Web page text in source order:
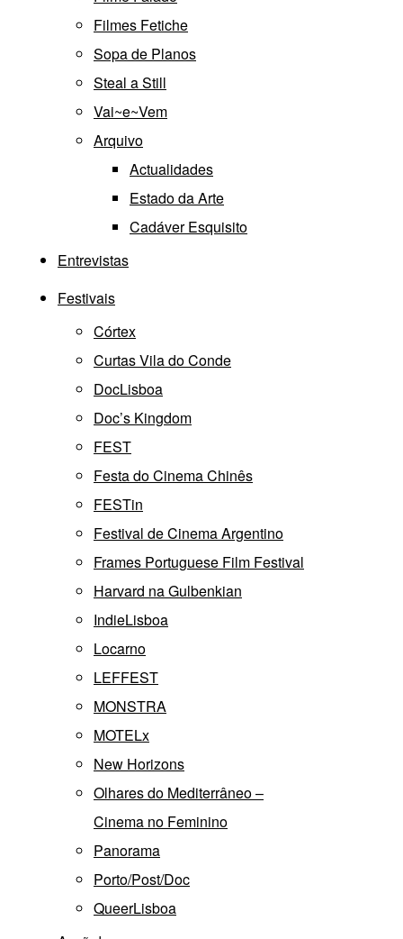
Filmes Fetiche
Sopa de Planos
Steal a Still
Vai~e~Vem
Arquivo
Actualidades
Estado da Arte
Cadáver Esquisito
Entrevistas
Festivais
Córtex
Curtas Vila do Conde
DocLisboa
Doc’s Kingdom
FEST
Festa do Cinema Chinês
FESTin
Festival de Cinema Argentino
Frames Portuguese Film Festival
Harvard na Gulbenkian
IndieLisboa
Locarno
LEFFEST
MONSTRA
MOTELx
New Horizons
Olhares do Mediterrâneo –
Cinema no Feminino
Panorama
Porto/Post/Doc
QueerLisboa